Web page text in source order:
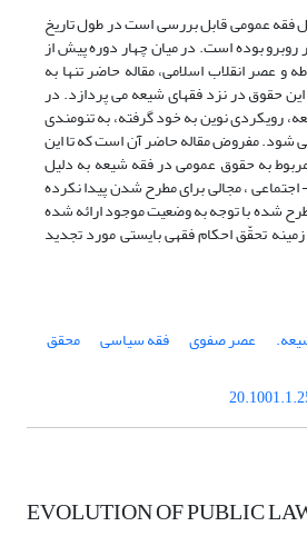
عمومی قابل بررسی است در طول تاریخ
روبرو بوده است. در میان چهار دوره پیش از
و عصر انقلاب اسلامی، مقاله حاضر تنها به
حقوق در نزد فقهای شیعه می پردازد. در
رویکردی نوین به خود گرفته، به تنومندی
شود. مفروض مقاله حاضر آن است که تا این
به حقوق عمومی در فقه شیعه به دلیل
، مجالی برای مطرح شدن پیدا نکرده
شده با توجه به وضعیت موجود ارائه شده
تحقّق احکام فقهی بایستی مورد تجدید
عصر صفوی فقه سیاسی محقق
EVOLUTION OF PUBLIC